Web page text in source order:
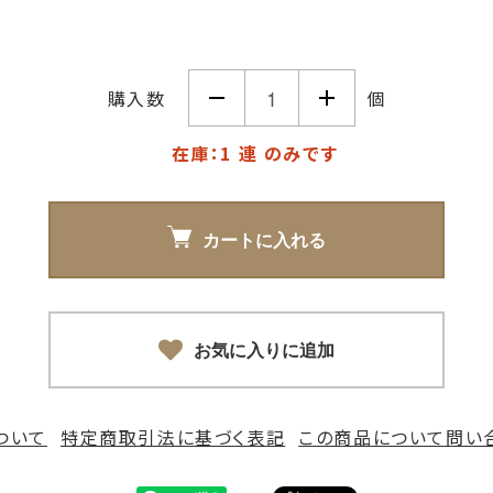
購入数 個
在庫：1 連 のみです
カートに入れる
お気に入りに追加
いて 特定商取引法に基づく表記 この商品について問い